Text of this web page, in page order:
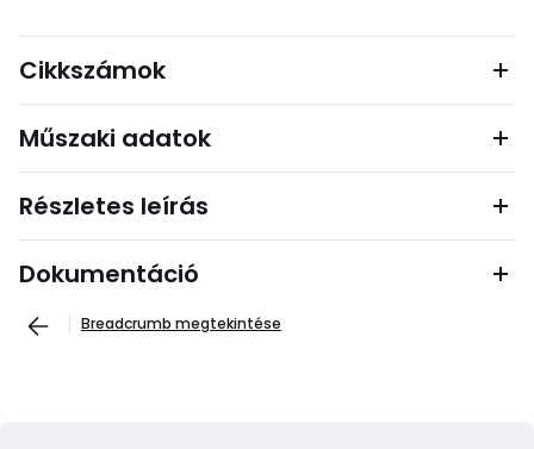
Cikkszámok
Műszaki adatok
Részletes leírás
Dokumentáció
Breadcrumb megtekintése